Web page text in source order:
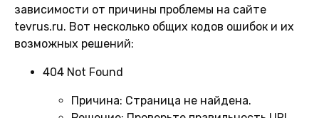
зависимости от причины проблемы на сайте
tevrus.ru. Вот несколько общих кодов ошибок и их
возможных решений:
404 Not Found
Причина: Страница не найдена.